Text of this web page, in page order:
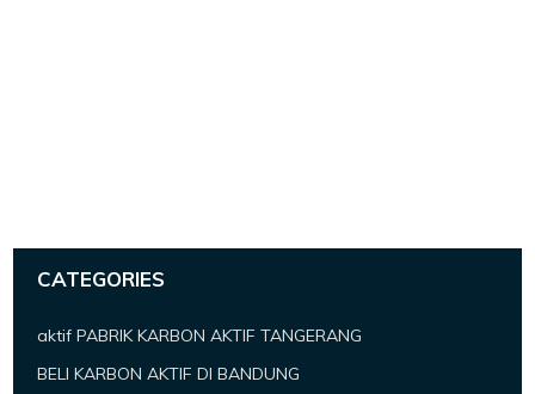
CATEGORIES
aktif PABRIK KARBON AKTIF TANGERANG
BELI KARBON AKTIF DI BANDUNG